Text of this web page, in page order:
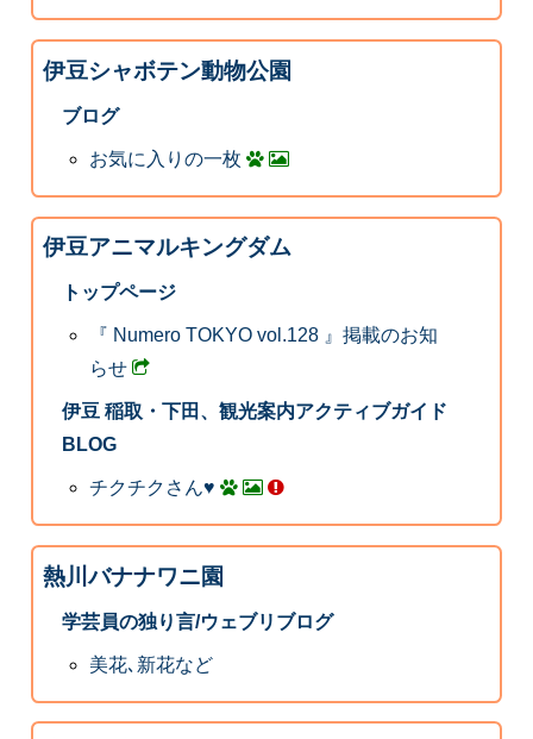
伊豆シャボテン動物公園
ブログ
お気に入りの一枚
伊豆アニマルキングダム
トップページ
『 Numero TOKYO vol.128 』掲載のお知
らせ
伊豆 稲取・下田、観光案内アクティブガイド
BLOG
チクチクさん♥
熱川バナナワニ園
学芸員の独り言/ウェブリブログ
美花､新花など